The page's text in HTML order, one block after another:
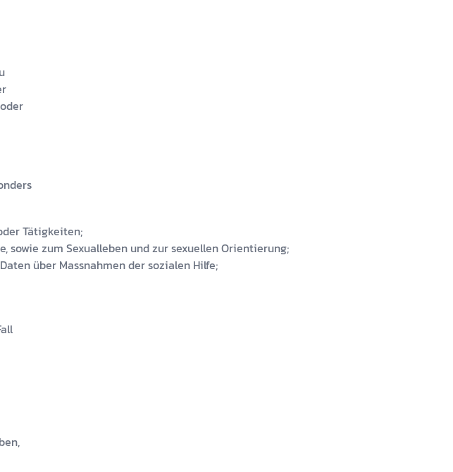
Tätigkeiten;
sowie zum Sexualleben und zur sexuellen Orientierung;
über Massnahmen der sozialen Hilfe;